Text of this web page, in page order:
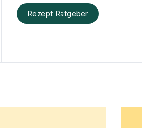
Rezept Ratgeber